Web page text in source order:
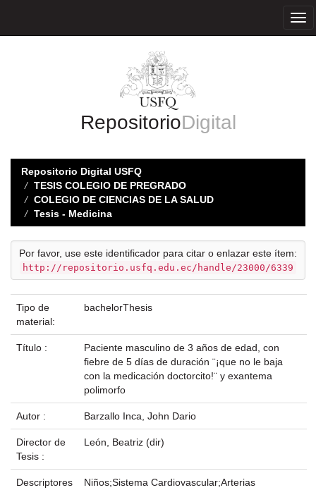
RepositorioDigital
Repositorio Digital USFQ
TESIS COLEGIO DE PREGRADO
COLEGIO DE CIENCIAS DE LA SALUD
Tesis - Medicina
Por favor, use este identificador para citar o enlazar este ítem:
http://repositorio.usfq.edu.ec/handle/23000/6339
Tipo de
material:
bachelorThesis
Título :
Paciente masculino de 3 años de edad, con
fiebre de 5 días de duración ¨¡que no le baja
con la medicación doctorcito!¨ y exantema
polimorfo
Autor : Barzallo Inca, John Dario
Director de
Tesis :
León, Beatriz (dir)
Descriptores
Niños;Sistema Cardiovascular;Arterias